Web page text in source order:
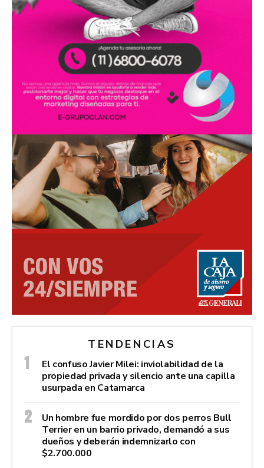
TENDENCIAS
El confuso Javier Milei: inviolabilidad de la
propiedad privada y silencio ante una capilla
usurpada en Catamarca
Un hombre fue mordido por dos perros Bull
Terrier en un barrio privado, demandó a sus
dueños y deberán indemnizarlo con
$2.700.000